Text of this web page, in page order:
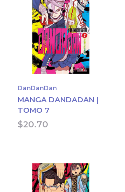
DanDanDan
MANGA DANDADAN |
TOMO 7
$20.70